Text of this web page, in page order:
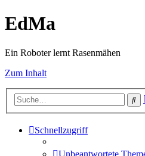
EdMa
Ein Roboter lernt Rasenmähen
Zum Inhalt
Schnellzugriff